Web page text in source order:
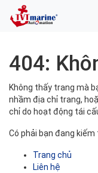
404:
Không thấy trang mà
nhầm địa chỉ trang,
chỉ do hoạt động tái
Có phải bạn đang
Trang chủ
Liên hệ